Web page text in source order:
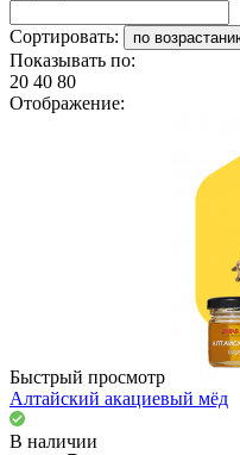
Сортировать: по
Показывать по:
20 40 80
Отображение:
Быстрый просмотр
Алтайский акациевый мёд
В наличии